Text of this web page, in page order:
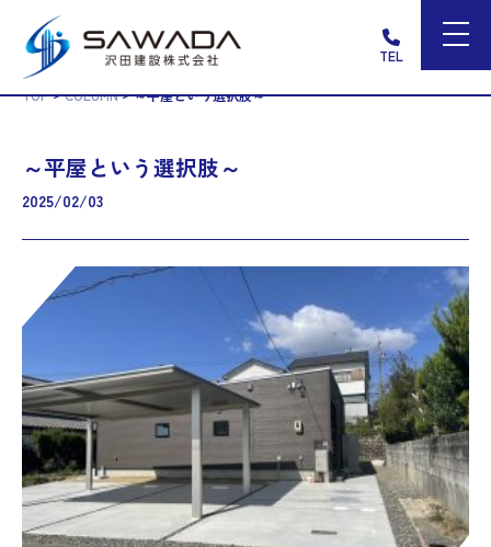
TEL
TOP>COLUMN>～平屋という選択肢～
～平屋という選択肢～
2025/02/03